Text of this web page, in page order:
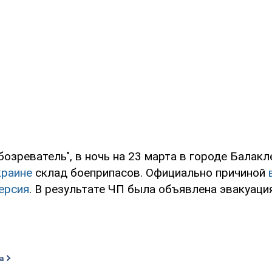
в ночь на 23 марта в городе
склад боеприпасов. Официально причиной
. В результате ЧП была объявлена